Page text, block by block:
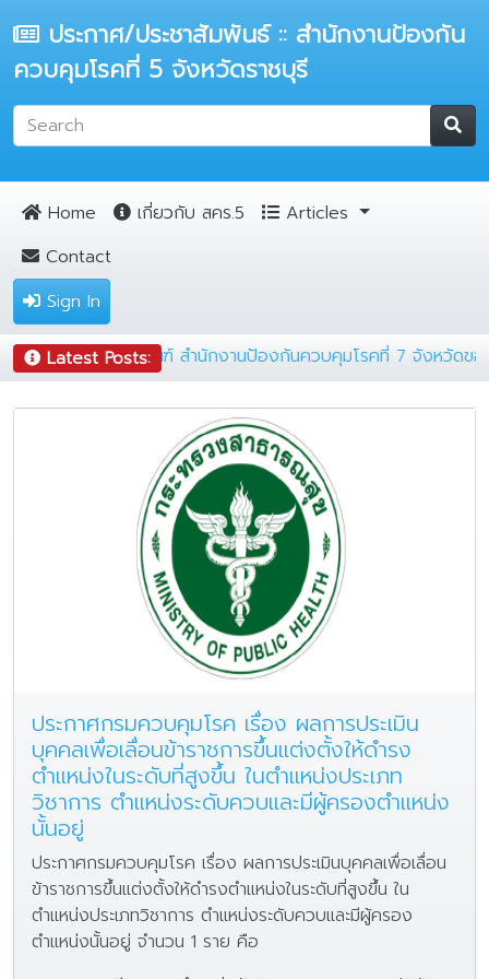
ประกาศ/ประชาสัมพันธ์ :: สำนักงานป้องกัน
ควบคุมโรคที่ 5 จังหวัดราชบุรี
Home เกี่ยวกับ สคร.5
Articles
Contact
Sign In
Latest Posts:
ความถูกต้องของข้อมูลครุภัณฑ์ สำนักงานป้องกันควบคุมโรคที่ 7 จัง
ประกาศกรมควบคุมโรค เรื่อง ผลการประเมิน
บุคคลเพื่อเลื่อนข้าราชการขึ้นแต่งตั้งให้ดำรง
ตำแหน่งในระดับที่สูงขึ้น ในตำแหน่งประเภท
วิชาการ ตำแหน่งระดับควบและมีผู้ครองตำแหน่ง
นั้นอยู่
ประกาศกรมควบคุมโรค เรื่อง ผลการประเมินบุคคลเพื่อเลื่อน
ข้าราชการขึ้นแต่งตั้งให้ดำรงตำแหน่งในระดับที่สูงขึ้น ใน
ตำแหน่งประเภทวิชาการ ตำแหน่งระดับควบและมีผู้ครอง
ตำแหน่งนั้นอยู่ จำนวน 1 ราย คือ